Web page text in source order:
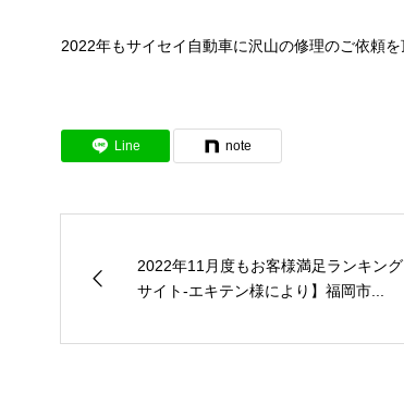
2022年もサイセイ自動車に沢山の修理のご依頼
Line note
2022年11月度もお客様満足ランキング
サイト-エキテン様により】福岡市...